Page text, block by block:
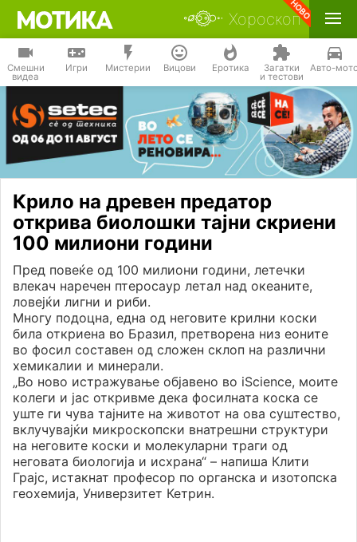
Хороскоп
Смешни
видеа
Игри Мистерии Вицови Еротика Загатки
и тестови
Авто-
Крило на древен предатор
открива биолошки тајни скриени
100 милиони години
Пред повеќе од 100 милиони години, летечки
влекач наречен птеросаур летал над океаните,
ловејќи лигни и риби.
Многу подоцна, една од неговите крилни коски
била откриена во Бразил, претворена низ еоните
во фосил составен од сложен склоп на различни
хемикалии и минерали.
„Во ново истражување објавено во iScience, моите
колеги и јас откривме дека фосилната коска се
уште ги чува тајните на животот на ова суштество,
вклучувајќи микроскопски внатрешни структури
на неговите коски и молекуларни траги од
неговата биологија и исхрана“ – напиша Клити
Грајс, истакнат професор по органска и изотопска
геохемија, Универзитет Кетрин.